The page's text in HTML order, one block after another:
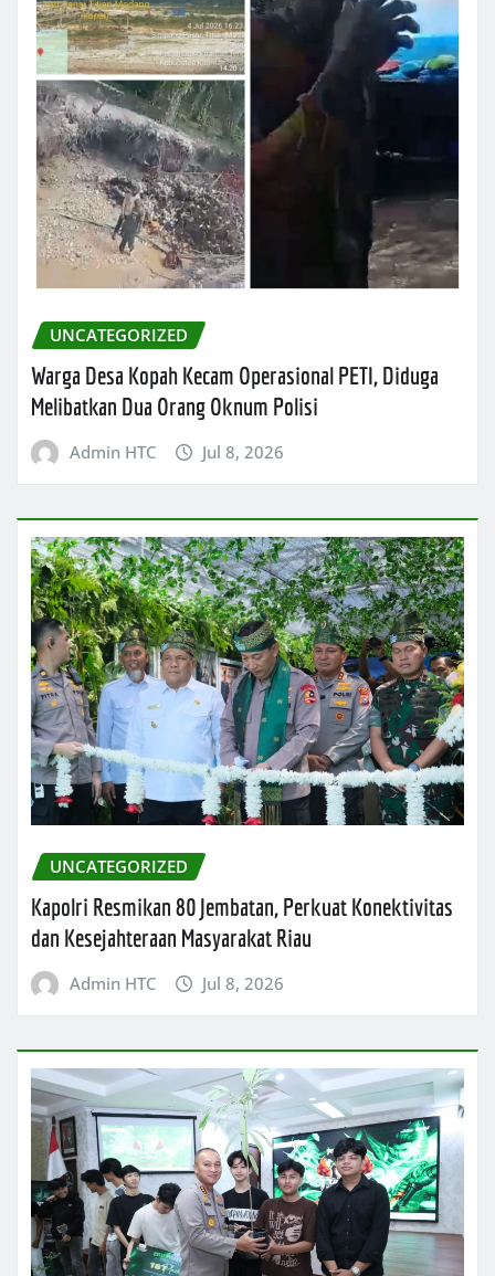
UNCATEGORIZED
Warga Desa Kopah Kecam Operasional PETI, Diduga
Melibatkan Dua Orang Oknum Polisi
Admin HTC Jul 8, 2026
UNCATEGORIZED
Kapolri Resmikan 80 Jembatan, Perkuat Konektivitas
dan Kesejahteraan Masyarakat Riau
Admin HTC Jul 8, 2026